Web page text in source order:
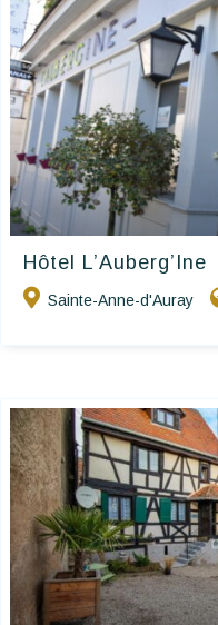
Hôtel L’Auberg’Ine
Sainte-Anne-d'Auray